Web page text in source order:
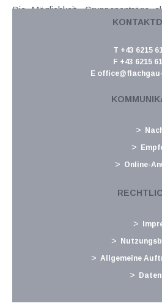
Die Möglichkeit, Gruppenanträge
schien bereits eine "never ending
März 2025 in FinanzOnline eine
Referenzzinssatz. Durch die
März 2025 auch der
gesenkt. Bei den Stundungszinsen
empfehlen drucken
T +43 6215
F +43 6215
E
Online-
Allgemeine